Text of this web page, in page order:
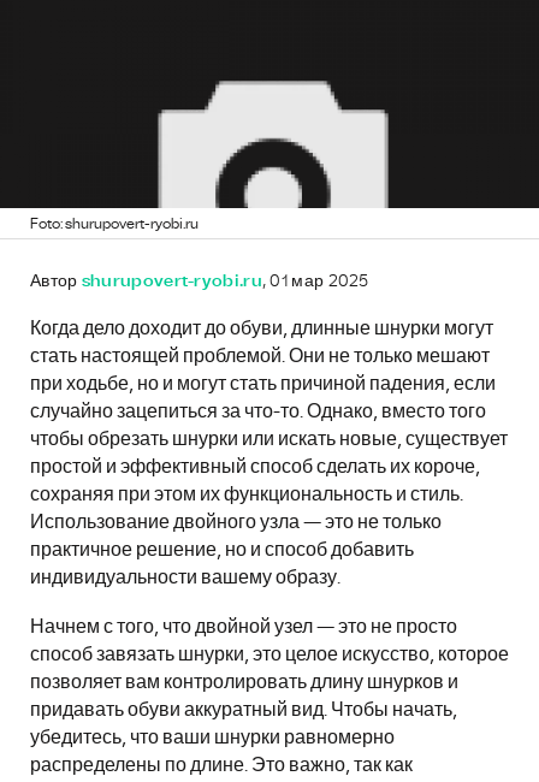
Foto: shurupovert-ryobi.ru
Автор shurupovert-ryobi.ru, 01 мар 2025
Когда дело доходит до обуви, длинные шнурки могут
стать настоящей проблемой. Они не только мешают
при ходьбе, но и могут стать причиной падения, если
случайно зацепиться за что-то. Однако, вместо того
чтобы обрезать шнурки или искать новые, существует
простой и эффективный способ сделать их короче,
сохраняя при этом их функциональность и стиль.
Использование двойного узла — это не только
практичное решение, но и способ добавить
индивидуальности вашему образу.
Начнем с того, что двойной узел — это не просто
способ завязать шнурки, это целое искусство, которое
позволяет вам контролировать длину шнурков и
придавать обуви аккуратный вид. Чтобы начать,
убедитесь, что ваши шнурки равномерно
распределены по длине. Это важно, так как